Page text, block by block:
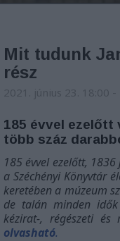
Mit tudunk
rész
185 évvel ezelőtt
több száz
185 évvel ezelőtt,
a Széchényi Könyvtár
keretében a múzeum
de talán minden
kézirat-, régészeti és
olvasható.